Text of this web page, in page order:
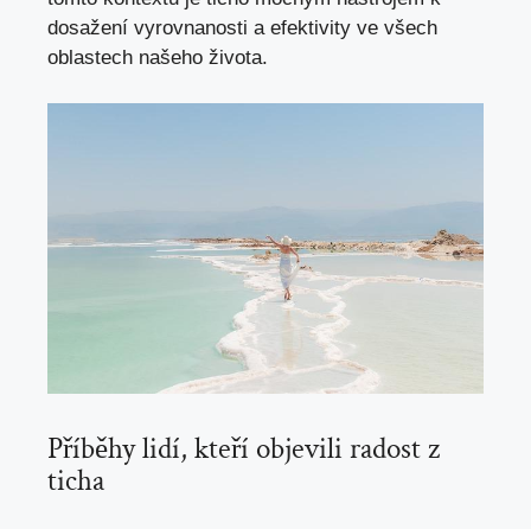
dosažení vyrovnanosti‍ a efektivity ve všech
oblastech našeho života.
Příběhy lidí, kteří ​objevili‍ radost z
ticha